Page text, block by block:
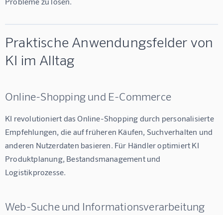
Praktische Anwendungsfelder von
KI im Alltag
Online-Shopping und E-Commerce
KI revolutioniert das Online-Shopping durch personalisierte
Empfehlungen, die auf früheren Käufen, Suchverhalten und
anderen Nutzerdaten basieren. Für Händler optimiert KI
Produktplanung, Bestandsmanagement und
Logistikprozesse.
Web-Suche und Informationsverarbeitung